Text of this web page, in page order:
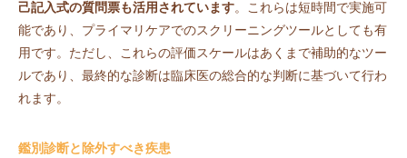
己記入式の質問票も活用されています。これらは短時間で実施可
能であり、プライマリケアでのスクリーニングツールとしても有
用です。ただし、これらの評価スケールはあくまで補助的なツー
ルであり、最終的な診断は臨床医の総合的な判断に基づいて行わ
れます。
鑑別診断と除外すべき疾患